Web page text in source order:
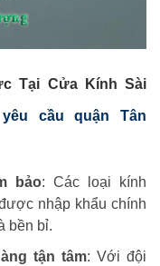
Tại Cửa Kính Sài
cầu quận Tân
bảo: Các loại kính
nhập khẩu chính
bền bỉ.
tận tâm: Với đội